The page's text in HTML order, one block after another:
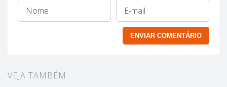
VEJA TAMBÉM